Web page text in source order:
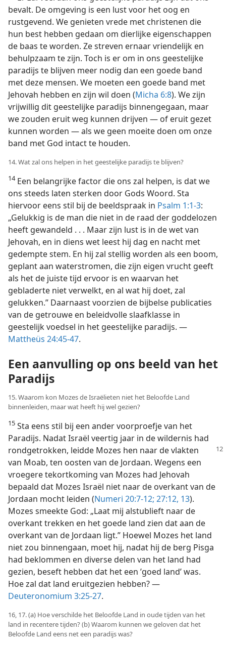
bevalt. De omgeving is een lust voor het oog en
rustgevend. We genieten vrede met christenen die
hun best hebben gedaan om dierlijke eigenschappen
de baas te worden. Ze streven ernaar vriendelijk en
behulpzaam te zijn. Toch is er om in ons geestelijke
paradijs te blijven meer nodig dan een goede band
met deze mensen. We moeten een goede band met
Jehovah hebben en zijn wil doen (Micha 6:8). We zijn
vrijwillig dit geestelijke paradijs binnengegaan, maar
we zouden eruit weg kunnen drijven — of eruit gezet
kunnen worden — als we geen moeite doen om onze
band met God intact te houden.
14. Wat zal ons helpen in het geestelijke paradijs te blijven?
14Een belangrijke factor die ons zal helpen, is dat we
ons steeds laten sterken door Gods Woord. Sta
hiervoor eens stil bij de beeldspraak in Psalm 1:1-3:
„Gelukkig is de man die niet in de raad der goddelozen
heeft gewandeld . . . Maar zijn lust is in de wet van
Jehovah, en in diens wet leest hij dag en nacht met
gedempte stem. En hij zal stellig worden als een boom,
geplant aan waterstromen, die zijn eigen vrucht geeft
als het de juiste tijd ervoor is en waarvan het
gebladerte niet verwelkt, en al wat hij doet, zal
gelukken.” Daarnaast voorzien de bijbelse publicaties
van de getrouwe en beleidvolle slaafklasse in
geestelijk voedsel in het geestelijke paradijs. —
Mattheüs 24:45-47.
Een aanvulling op ons beeld van het
Paradijs
15. Waarom kon Mozes de Israëlieten niet het Beloofde Land
binnenleiden, maar wat heeft hij wel gezien?
15 Sta eens stil bij een ander voorproefje van het
Paradijs. Nadat Israël veertig jaar in de wildernis had
rondgetrokken, leidde Mozes hen naar de vlakten
van Moab, ten oosten van de Jordaan. Wegens een
vroegere tekortkoming van Mozes had Jehovah
bepaald dat Mozes Israël niet naar de overkant van de
Jordaan mocht leiden (Numeri 20:7-12; 27:12, 13).
Mozes smeekte God: „Laat mij alstublieft naar de
overkant trekken en het goede land zien dat aan de
overkant van de Jordaan ligt.” Hoewel Mozes het land
niet zou binnengaan, moet hij, nadat hij de berg Pisga
had beklommen en diverse delen van het land had
gezien, beseft hebben dat het een ’goed land’ was.
Hoe zal dat land eruitgezien hebben? —
Deuteronomium 3:25-27.
16, 17. (a) Hoe verschilde het Beloofde Land in oude tijden van het
land in recentere tijden? (b) Waarom kunnen we geloven dat het
Beloofde Land eens net een paradijs was?